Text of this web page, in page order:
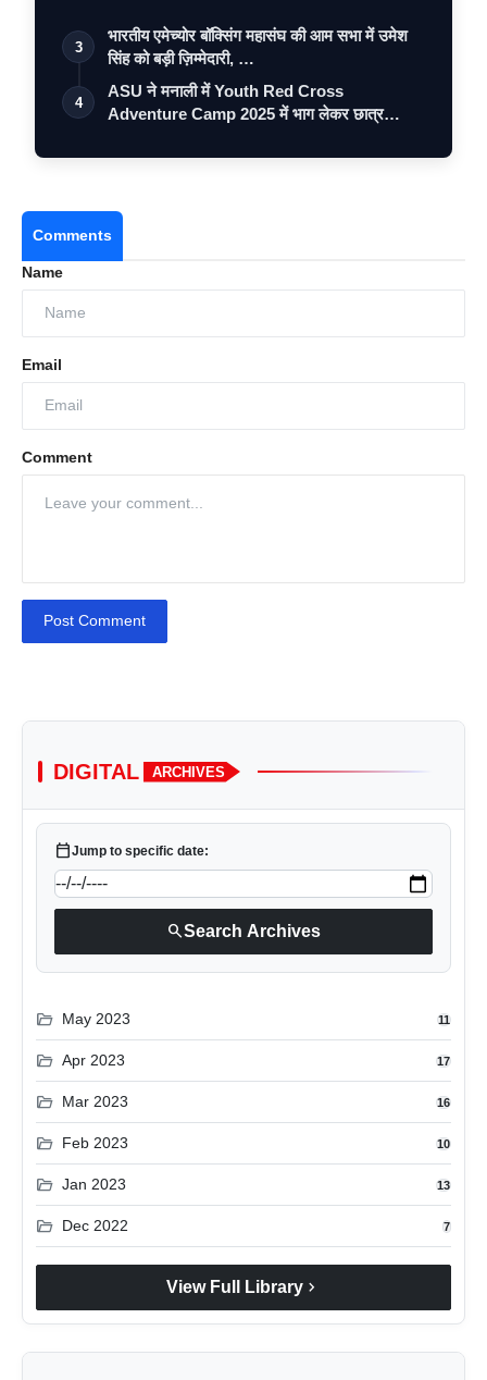
3
भारतीय एमेच्योर बॉक्सिंग महासंघ की आम सभा में उमेश
सिंह को बड़ी ज़िम्मेदारी, …
4
ASU ने मनाली में Youth Red Cross
Adventure Camp 2025 में भाग लेकर छात्र
Comments
Name
Email
Comment
Post Comment
DIGITAL ARCHIVES
calendar_todayJump to specific date:
searchSearch Archives
folder_open May 2023 11
folder_open Apr 2023 17
folder_open Mar 2023 16
folder_open Feb 2023 10
folder_open Jan 2023 13
folder_open Dec 2022 7
View Full Library chevron_right